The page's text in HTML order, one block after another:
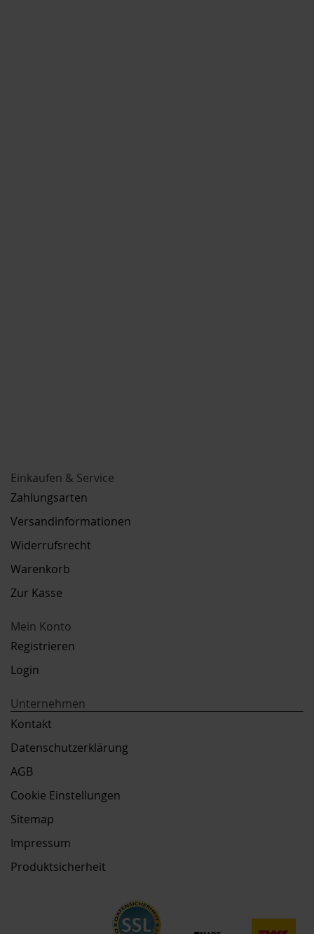
Einkaufen & Service
Zahlungsarten
Versandinformationen
Widerrufsrecht
Warenkorb
Zur Kasse
Mein Konto
Registrieren
Login
Unternehmen
Kontakt
Datenschutzerklärung
AGB
Cookie Einstellungen
Sitemap
Impressum
Produktsicherheit